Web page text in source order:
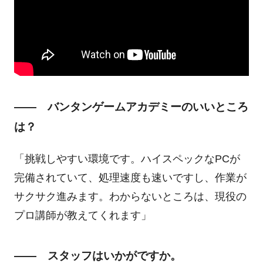
―― バンタンゲームアカデミーのいいところ
は？
「挑戦しやすい環境です。ハイスペックなPCが
完備されていて、処理速度も速いですし、作業が
サクサク進みます。わからないところは、現役の
プロ講師が教えてくれます」
―― スタッフはいかがですか。